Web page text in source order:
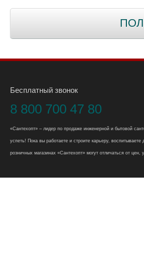
Бесплатный звонок
8 800 700 47 80
«Сантехопт» – лидер по продаже инженерной и бытовой
успеть! Пока вы работаете и строите карьеру,
розничных магазинах «Сантехопт» могут отличаться от цен,